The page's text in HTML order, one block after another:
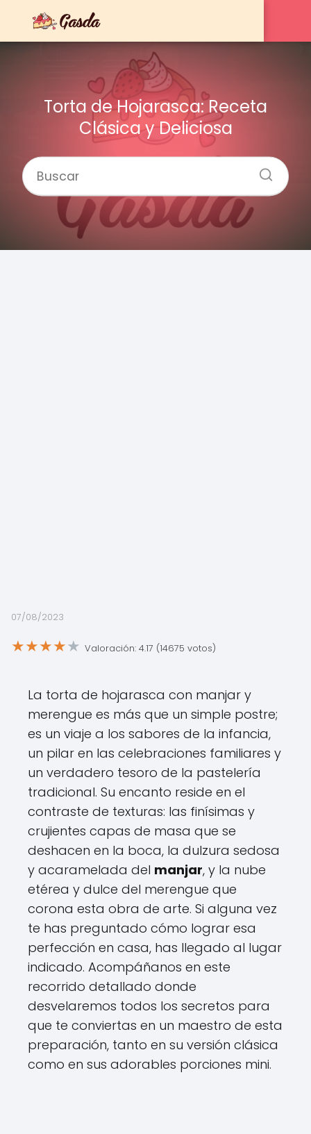
Torta de Hojarasca: Receta
Clásica y Deliciosa
07/08/2023
★★★★★ Valoración: 4.17 (14675 votos)
La torta de hojarasca con manjar y
merengue es más que un simple postre;
es un viaje a los sabores de la infancia,
un pilar en las celebraciones familiares y
un verdadero tesoro de la pastelería
tradicional. Su encanto reside en el
contraste de texturas: las finísimas y
crujientes capas de masa que se
deshacen en la boca, la dulzura sedosa
y acaramelada del manjar, y la nube
etérea y dulce del merengue que
corona esta obra de arte. Si alguna vez
te has preguntado cómo lograr esa
perfección en casa, has llegado al lugar
indicado. Acompáñanos en este
recorrido detallado donde
desvelaremos todos los secretos para
que te conviertas en un maestro de esta
preparación, tanto en su versión clásica
como en sus adorables porciones mini.